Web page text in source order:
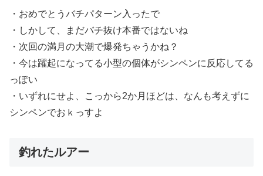
・おめでとうバチパターン入ったで
・しかして、まだバチ抜け本番ではないね
・次回の満月の大潮で爆発ちゃうかね？
・今は躍起になってる小型の個体がシンペンに反応してる
っぽい
・いずれにせよ、こっから2か月ほどは、なんも考えずに
シンペンでおｋっすよ
釣れたルアー